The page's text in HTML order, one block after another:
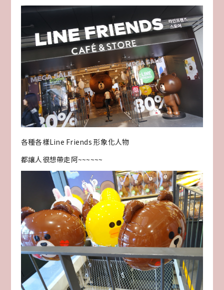
各種各樣Line Friends 形象化人物
都讓人很想帶走阿~~~~~~